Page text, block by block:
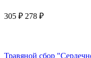
305 ₽ 278 ₽
Травяной сбор